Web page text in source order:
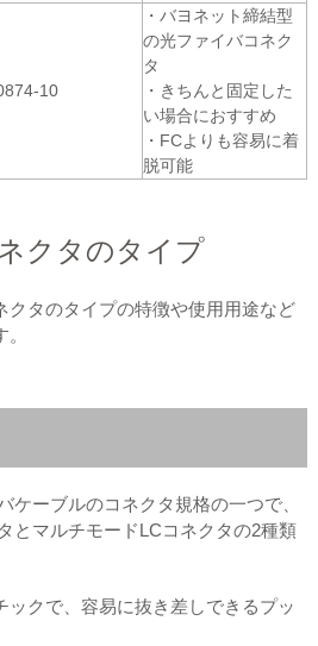
10
・バヨネット締結型
の光ファイバコネク
タ
・きちんと固定した
い場合におすすめ
・FCよりも容易に着
脱可能
クタのタイプ
クタのタイプの特徴や使用用途など
ケーブルのコネクタ規格の一つで、
とマルチモードLCコネクタの2種類
ックで、容易に抜き差しできるプッ